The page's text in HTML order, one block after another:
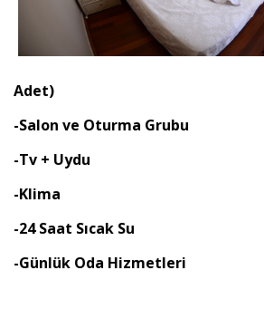
Adet)
-Salon ve Oturma Grubu
-Tv + Uydu
-Klima
-24 Saat Sıcak Su
-Günlük Oda Hizmetleri